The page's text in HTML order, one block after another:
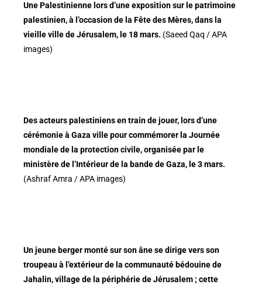
Une Palestinienne lors d’une exposition sur le patrimoine
palestinien, à l’occasion de la Fête des Mères, dans la
vieille ville de Jérusalem, le 18 mars. (Saeed Qaq / APA
images)
Des acteurs palestiniens en train de jouer, lors d’une
cérémonie à Gaza ville pour commémorer la Journée
mondiale de la protection civile, organisée par le
ministère de l’Intérieur de la bande de Gaza, le 3 mars.
(Ashraf Amra / APA images)
Un jeune berger monté sur son âne se dirige vers son
troupeau à l’extérieur de la communauté bédouine de
Jahalin, village de la périphérie de Jérusalem ; cette